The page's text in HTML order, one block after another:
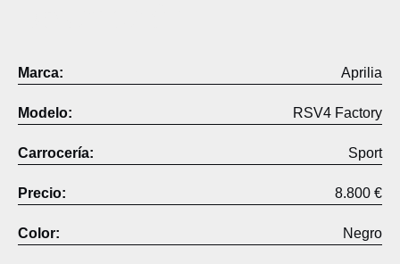
Marca: Aprilia
Modelo: RSV4 Factory
Carrocería: Sport
Precio: 8.800 €
Color: Negro